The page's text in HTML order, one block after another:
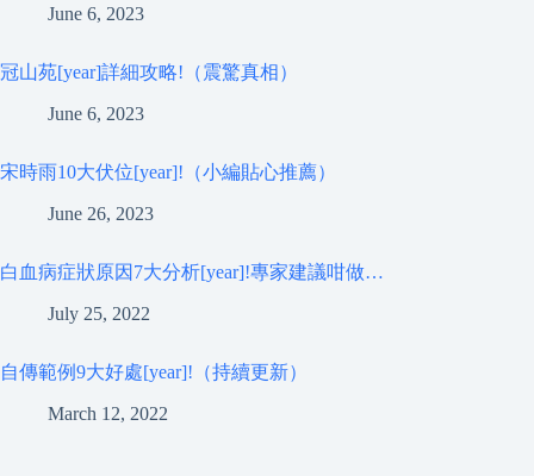
June 6, 2023
冠山苑[year]詳細攻略!（震驚真相）
June 6, 2023
宋時雨10大伏位[year]!（小編貼心推薦）
June 26, 2023
白血病症狀原因7大分析[year]!專家建議咁做…
July 25, 2022
自傳範例9大好處[year]!（持續更新）
March 12, 2022